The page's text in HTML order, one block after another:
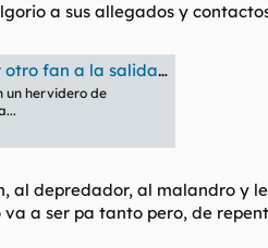
a sus allegados y
salida del Bernabéu
un hervidero de
al depredador, al malandro y
a ser pa tanto pero, de